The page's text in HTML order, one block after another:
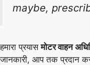
maybe,
हमारा प्रयासमोटर वाहन
जानकारी, आप तक प्रदान